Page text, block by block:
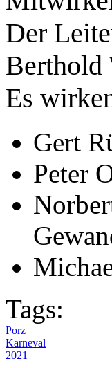
Der
Berthold
Es
Gert
Peter
Tags:
Porz
Karneval
2021